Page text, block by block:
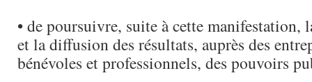
• de poursuivre, suite à cette manifestation,
et la diffusion des résultats, auprès des
bénévoles et professionnels, des pouvoirs